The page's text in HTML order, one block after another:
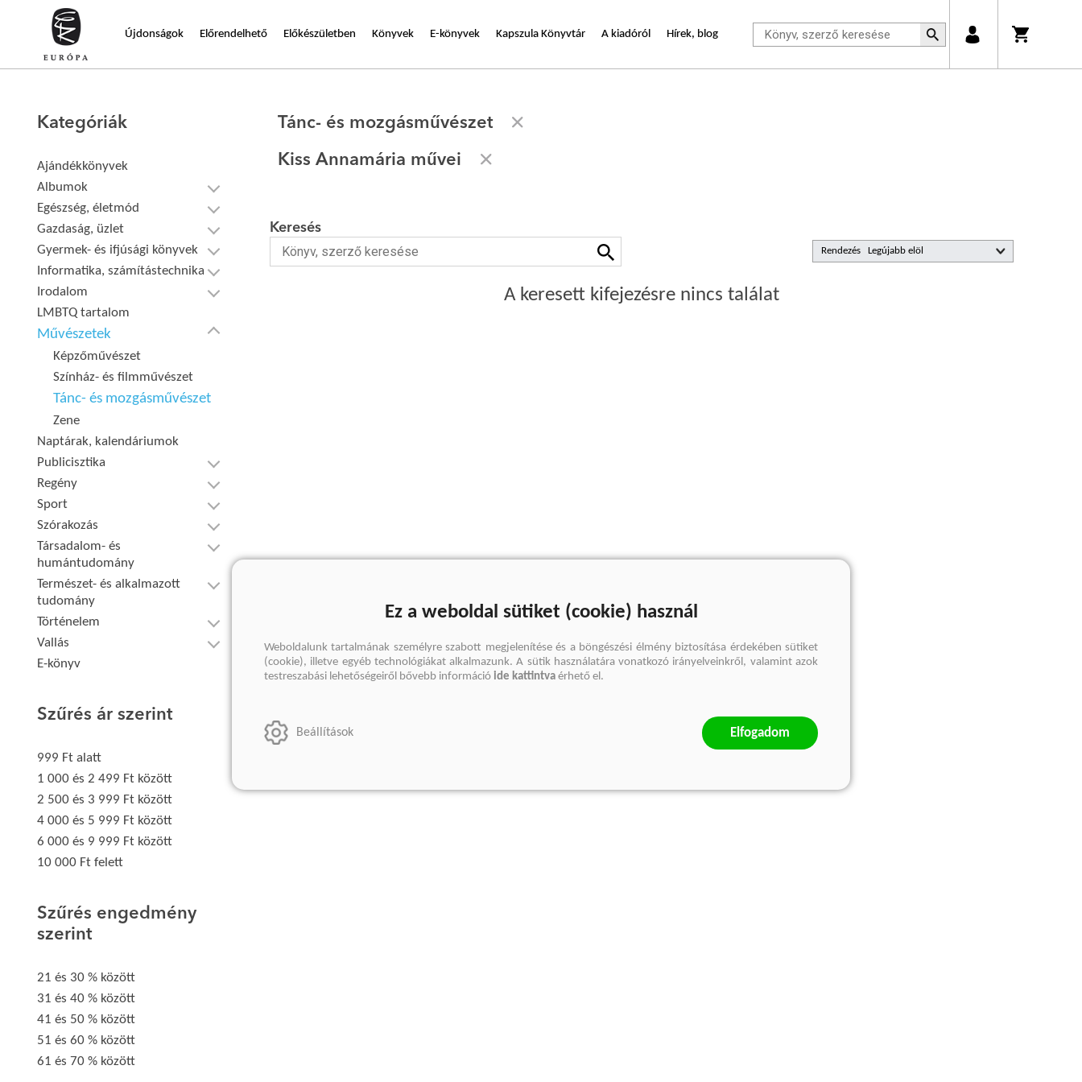
Újdonságok Előrendelhető Előkészületben Könyvek E-könyvek Kapszula Könyvtár A kiadóról Hírek, blog
Kategóriák
Ajándékkönyvek
Albumok
Egészség, életmód
Gazdaság, üzlet
Gyermek- és ifjúsági könyvek
Informatika, számítástechnika
Irodalom
LMBTQ tartalom
Művészetek
Képzőművészet
Színház- és filmművészet
Tánc- és mozgásművészet
Zene
Naptárak, kalendáriumok
Publicisztika
Regény
Sport
Szórakozás
Társadalom- és
humántudomány
Természet- és alkalmazott
tudomány
Történelem
Vallás
E-könyv
Szűrés ár szerint
999 Ft alatt
1 000 és 2 499 Ft között
2 500 és 3 999 Ft között
4 000 és 5 999 Ft között
6 000 és 9 999 Ft között
10 000 Ft felett
Szűrés engedmény
szerint
21 és 30 % között
31 és 40 % között
41 és 50 % között
51 és 60 % között
61 és 70 % között
Tánc- és mozgásművészet
Kiss Annamária művei
Rendezés
Keresés
A keresett kifejezésre nincs találat
Ez a weboldal sütiket (cookie) használ
Weboldalunk tartalmának személyre szabott megjelenítése és a böngészési élmény biztosítása érdekében sütiket
(cookie), illetve egyéb technológiákat alkalmazunk. A sütik használatára vonatkozó irányelveinkről, valamint azok
testreszabási lehetőségeiről bővebb információ ide kattintva érhető el.
Beállítások Elfogadom